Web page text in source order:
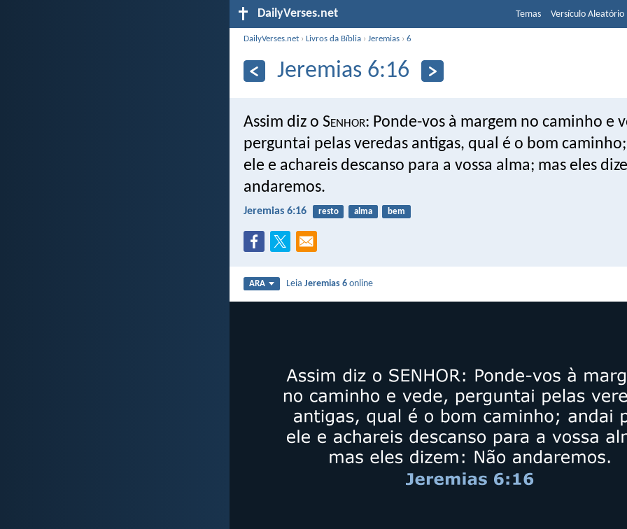
DailyVerses.net Temas Versículo Aleatório
DailyVerses.net ›Livros da Bíblia ›Jeremias ›6
Jeremias 6:16
Assim diz o Senhor: Ponde-vos à margem no caminho e
perguntai pelas veredas antigas, qual é o bom
ele e achareis descanso para a vossa alma; mas eles
andaremos.
Jeremias 6:16 resto alma bem
ARA LeiaJeremias 6 online